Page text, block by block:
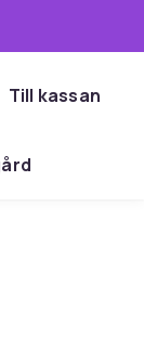
Till kassan